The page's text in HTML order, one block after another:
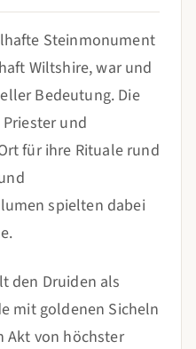
Steinmonument
Wiltshire, war und
Bedeutung. Die
und
für ihre Rituale rund
spielten dabei
den Druiden als
mit goldenen Sicheln
Akt von höchster